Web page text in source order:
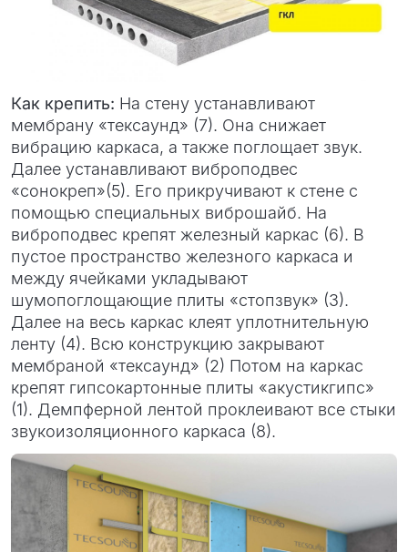
Как крепить: На стену устанавливают
мембрану «тексаунд» (7). Она снижает
вибрацию каркаса, а также поглощает звук.
Далее устанавливают виброподвес
«сонокреп»(5). Его прикручивают к стене с
помощью специальных виброшайб. На
виброподвес крепят железный каркас (6). В
пустое пространство железного каркаса и
между ячейками укладывают
шумопоглощающие плиты «стопзвук» (3).
Далее на весь каркас клеят уплотнительную
ленту (4). Всю конструкцию закрывают
мембраной «тексаунд» (2) Потом на каркас
крепят гипсокартонные плиты «акустикгипс»
(1). Демпферной лентой проклеивают все стыки
звукоизоляционного каркаса (8).